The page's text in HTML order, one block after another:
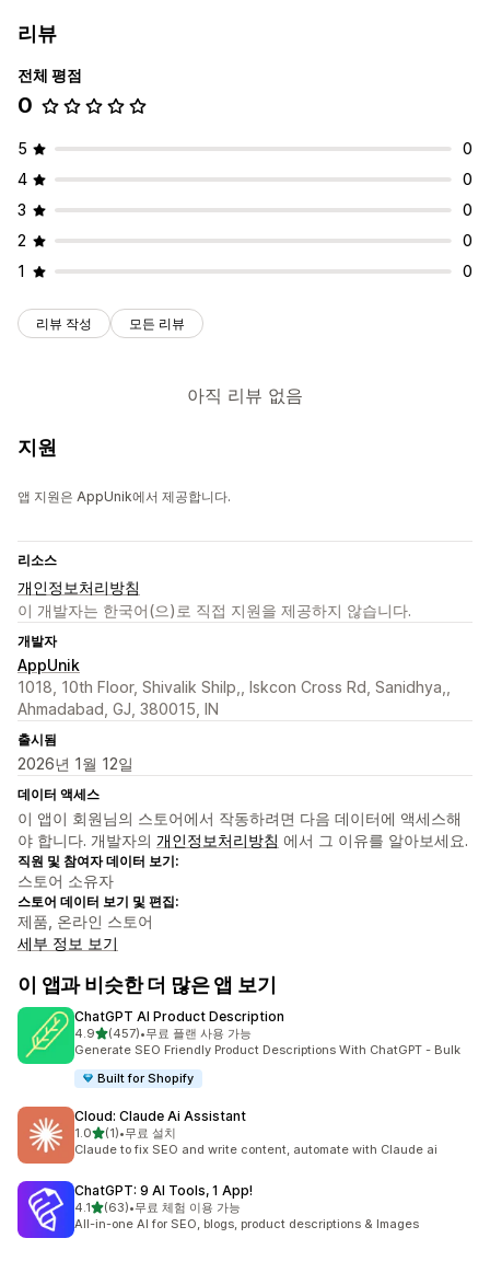
콘텐츠 생성
AI 생성 자동 업데이트
리뷰
전체 평점
0
5
0
4
0
3
0
2
0
1
0
리뷰 작성 모든 리뷰
아직 리뷰 없음
지원
앱 지원은 AppUnik에서 제공합니다.
리소스
개인정보처리방침
이 개발자는 한국어(으)로 직접 지원을 제공하지 않습니다.
개발자
AppUnik
1018, 10th Floor, Shivalik Shilp,, Iskcon Cross Rd, Sanidhya,,
Ahmadabad, GJ, 380015, IN
출시됨
2026년 1월 12일
데이터 액세스
이 앱이 회원님의 스토어에서 작동하려면 다음 데이터에 액세스해
야 합니다. 개발자의 개인정보처리방침 에서 그 이유를 알아보세요.
직원 및 참여자 데이터 보기:
스토어 소유자
스토어 데이터 보기 및 편집:
제품, 온라인 스토어
세부 정보 보기
이 앱과 비슷한 더 많은 앱 보기
ChatGPT AI Product Description
4.9별 5개 중
(457)
총 리뷰 457개
•무료 플랜 사용 가능
Generate SEO Friendly Product Descriptions With ChatGPT - Bulk
Built for Shopify
Cloud: Claude Ai Assistant
1.0별 5개 중
(1)
총 리뷰 1개
•무료 설치
Claude to fix SEO and write content, automate with Claude ai
ChatGPT: 9 AI Tools, 1 App!
4.1별 5개 중
(63)
총 리뷰 63개
•무료 체험 이용 가능
All-in-one AI for SEO, blogs, product descriptions & Images